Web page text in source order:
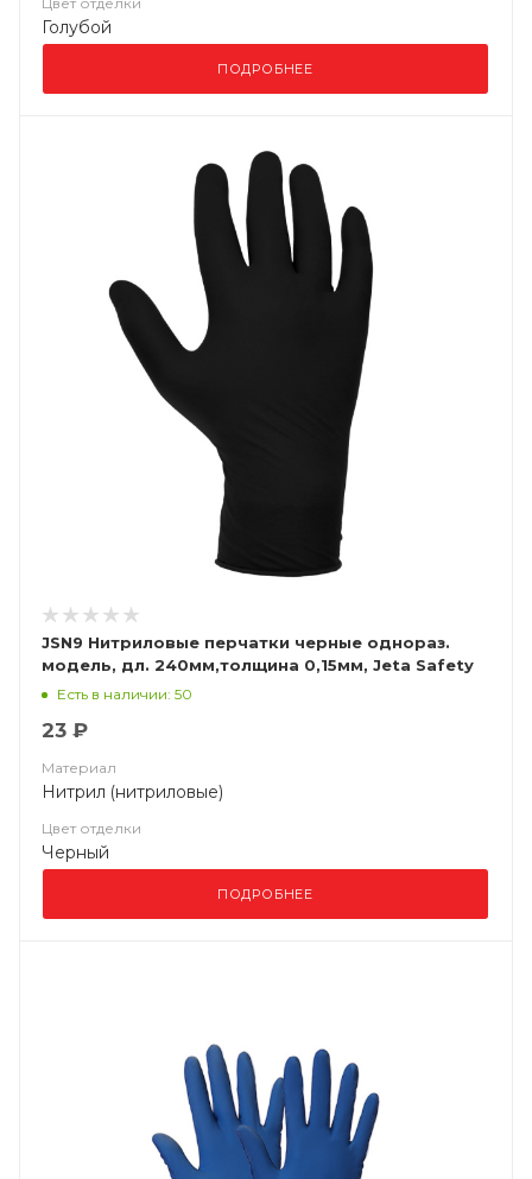
Голубой
ПОДРОБНЕЕ
JSN9 Нитриловые перчатки черные однораз.
модель, дл. 240мм,толщина 0,15мм, Jeta Safety
Есть в наличии: 50
23 ₽
Материал
Нитрил (нитриловые)
Цвет отделки
Черный
ПОДРОБНЕЕ